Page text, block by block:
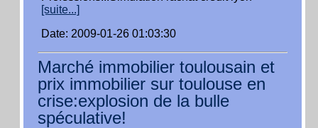
[suite...]
Date: 2009-01-26 01:03:30
Marché immobilier toulousain et
prix immobilier sur toulouse en
crise:explosion de la bulle
spéculative!